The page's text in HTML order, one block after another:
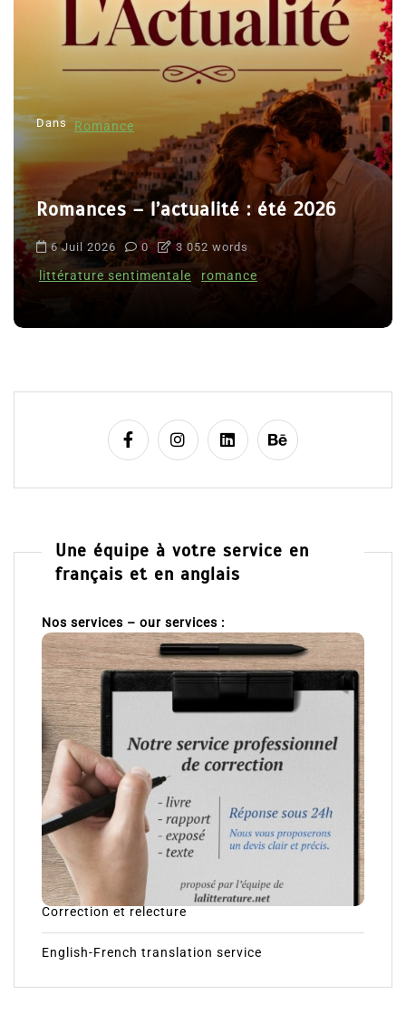
Dans Romance
Romances – l’actualité : été 2026
6 Juil 2026 0 3 052 words
littérature sentimentale romance
Une équipe à votre service en
français et en anglais
Nos services – our services :
Correction et relecture
English-French translation service